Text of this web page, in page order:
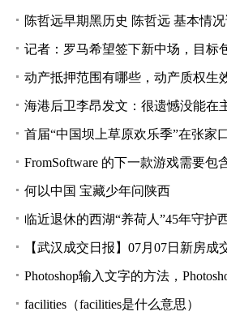
陈哲远早期黑历史 陈哲远 基本情
记者：罗马希望签下新中场，目标包括德保
动产抵押范围有哪些，动产质权生
海港后卫李昂发文：很遗憾没能在主场取得
首届“中国坝上草原欢乐季”在张家
FromSoftware 的下一款游戏需要包含一个搞
何以中国 宝藏少年问陕西
临近退休的西湖“养荷人”45年守护
【武汉成交日报】07月07日新房成交
Photoshop输入文字的方法，
facilities（facilities是什么意思）